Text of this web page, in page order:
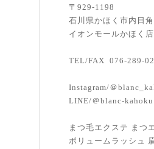
〒929-1198
石川県かほく市内日
イオンモールかほく
TEL/FAX 076-289-
Instagram/＠
LINE/＠blanc-kahoku
まつ毛エクステ まつ
ボリュームラッシ